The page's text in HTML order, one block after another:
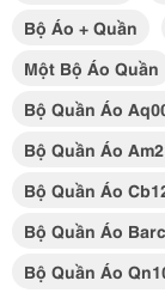
Bộ Áo + Quần
Một Bộ Áo Quần
Bộ Quần Áo
Bộ Quần Áo
Bộ Quần Áo
Bộ Quần Áo
Bộ Quần Áo